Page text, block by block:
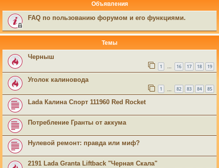
Объявления
FAQ по пользованию форумом и его функциями.
Темы
Черныш
1 … 16 17 18 19
Уголок калиновода
1 82 83 84 85
Lada Калина Спорт 111960 Red Rocket
Потребление Гранты от аккума
Нулевой ремонт: правда или миф?
2191 Lada Granta Liftback "Черная Скала"